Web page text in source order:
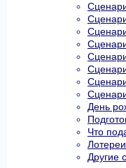
День
Что
Другие